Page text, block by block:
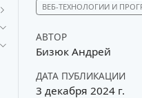
ВЕБ-ТЕХНОЛОГИИ И
АВТОР
Бизюк Андрей
ДАТА ПУБЛИКАЦИИ
3 декабря 2024 г.